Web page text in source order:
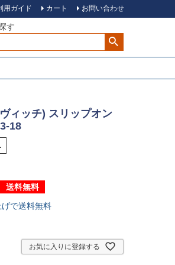
用ガイド カート お問い合わせ
す
ィッチ) スリップオン
18
送料無料
で送料無料
お気に入りに登録する